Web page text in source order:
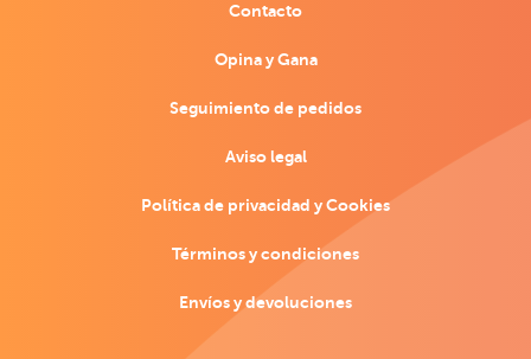
Contacto
Opina y Gana
Seguimiento de pedidos
Aviso legal
Política de privacidad y Cookies
Términos y condiciones
Envíos y devoluciones